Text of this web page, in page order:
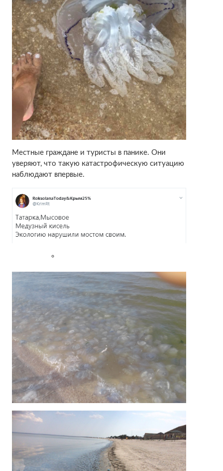
Местные граждане и туристы в панике. Они
уверяют, что такую катастрофическую ситуацию
наблюдают впервые.